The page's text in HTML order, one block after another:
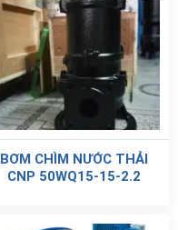
BƠM CHÌM NƯỚC THẢI
CNP 50WQ15-15-2.2